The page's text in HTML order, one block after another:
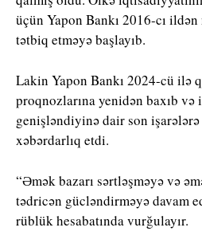
üçün Yapon Bankı 2016-cı
tətbiq etməyə başlayıb.
Lakin Yapon Bankı 2024-cü ilə
proqnozlarına yenidən baxıb
genişləndiyinə dair son
xəbərdarlıq etdi.
“Əmək bazarı sərtləşməyə və
tədricən gücləndirməyə davam
rüblük hesabatında vurğulayır.